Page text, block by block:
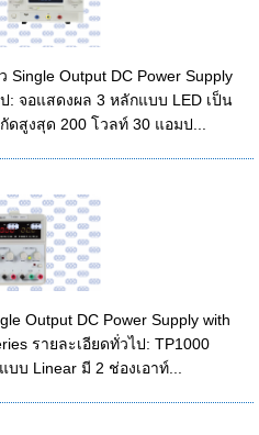
Output DC Power Supply
: จอแสดงผล 3 หลักแบบ LED เป็น
สูงสุด 200 โวลท์ 30 แอมป...
Output DC Power Supply with
รายละเอียดทั่วไป: TP1000
บบ Linear มี 2 ช่องเอาท์...